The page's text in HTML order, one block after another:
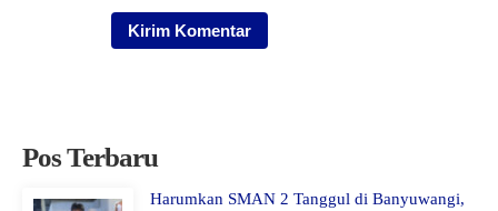
Pos Terbaru
Harumkan SMAN 2 Tanggul di Banyuwangi,